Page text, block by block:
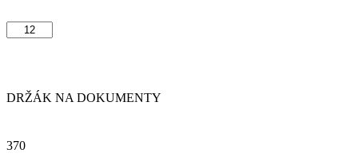
DRŽÁK NA DOKUMENTY
370